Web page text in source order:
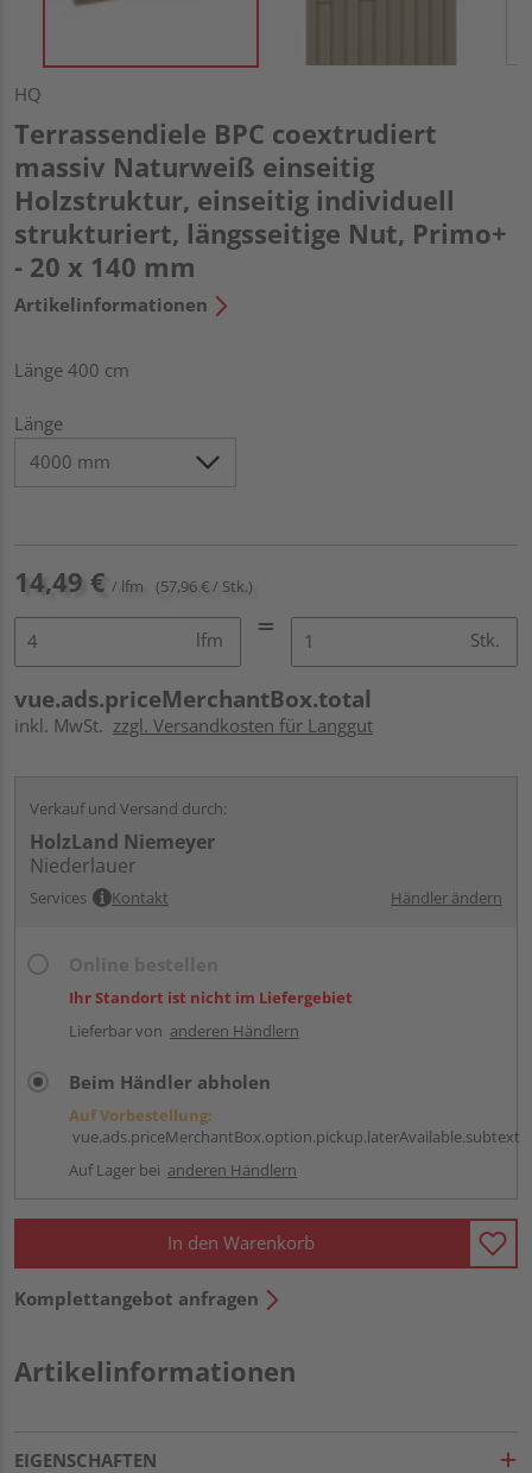
HQ
Terrassendiele BPC coextrudiert
massiv Naturweiß einseitig
Holzstruktur, einseitig individuell
strukturiert, längsseitige Nut, Primo+
- 20 x 140 mm
Artikelinformationen
Länge 400 cm
Länge
14,49 € / lfm (57,96 € / Stk.)
lfm Stk.
vue.ads.priceMerchantBox.total
inkl. MwSt. zzgl. Versandkosten für Langgut
Verkauf und Versand durch:
HolzLand Niemeyer
Niederlauer
Services Kontakt Händler ändern
Ihr Standort ist nicht im Liefergebiet
Lieferbar von anderen Händlern
Beim Händler abholen
Auf Vorbestellung:
vue.ads.priceMerchantBox.option.pickup.laterAvailable.subtext
Auf Lager bei anderen Händlern
In den Warenkorb
Komplettangebot anfragen
Artikelinformationen
EIGENSCHAFTEN